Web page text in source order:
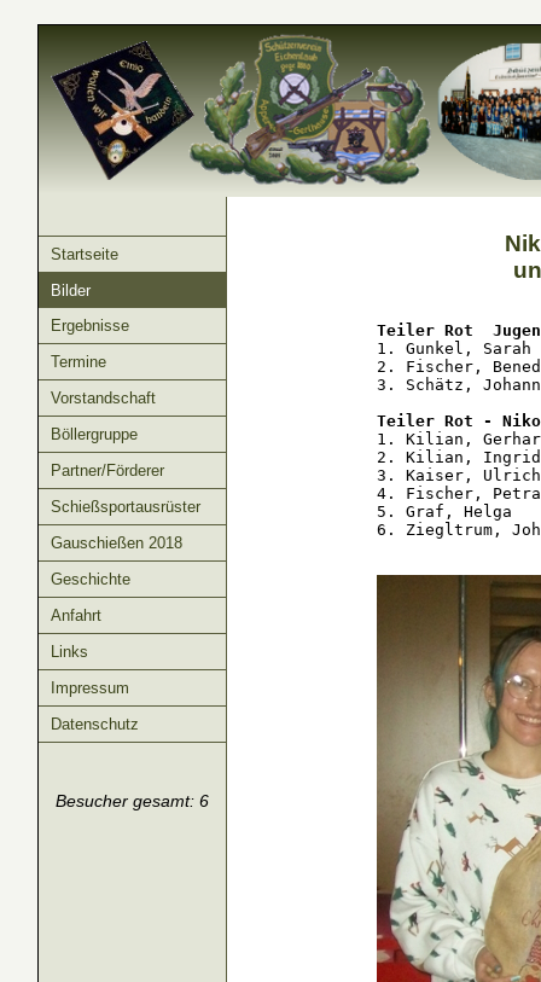
Startseite
Bilder
Ergebnisse
Termine
Vorstandschaft
Böllergruppe
Partner/Förderer
Schießsportausrüster
Gauschießen 2018
Geschichte
Anfahrt
Links
Impressum
Datenschutz
Besucher gesamt: 6
Teiler Rot
1. Gunkel,
2. Fischer,
3. Schätz,
Teiler Rot -
1. Kilian,
2. Kilian,
3. Kaiser,
4. Fischer,
5. Graf, Helga
6. Ziegltrum,